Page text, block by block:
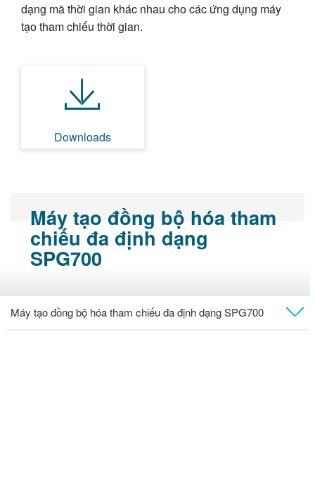
dạng mã thời gian khác nhau cho các ứng dụng máy
tạo tham chiếu thời gian.
Downloads
Máy tạo đồng bộ hóa tham
chiếu đa định dạng
SPG700
Máy tạo đồng bộ hóa tham chiếu đa định dạng SPG700